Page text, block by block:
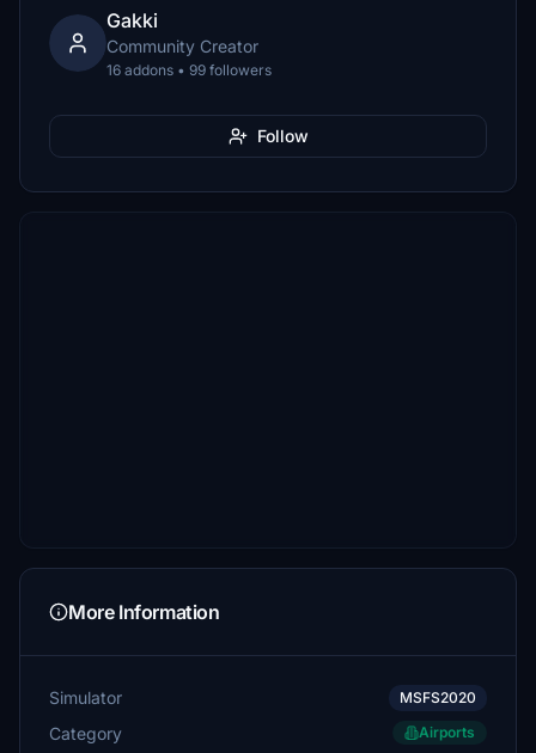
Gakki
Community Creator
16 addons • 99 followers
Follow
More Information
Simulator MSFS2020
Category Airports